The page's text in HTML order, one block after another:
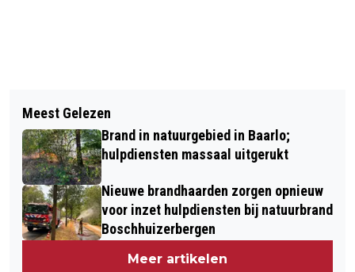
GLUREN BIJ DE BUREN VENLO ZOEKT
GASTVRIJE TUINEIGENAREN EN
ONGEKEND PODIUMTALENT
WERKZAAMHEDEN KRUISPUNT
TEGELEN
Meest Gelezen
Brand in natuurgebied in Baarlo;
hulpdiensten massaal uitgerukt
Nieuwe brandhaarden zorgen opnieuw
voor inzet hulpdiensten bij natuurbrand
Boschhuizerbergen
Meer artikelen